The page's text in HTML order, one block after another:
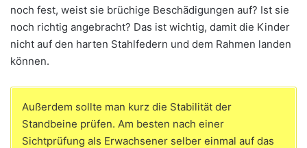
noch fest, weist sie brüchige Beschädigungen auf? Ist sie
noch richtig angebracht? Das ist wichtig, damit die Kinder
nicht auf den harten Stahlfedern und dem Rahmen landen
können.
Außerdem sollte man kurz die Stabilität der
Standbeine prüfen. Am besten nach einer
Sichtprüfung als Erwachsener selber einmal auf das